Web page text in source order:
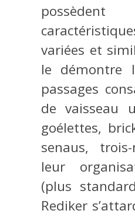
variées et
le démontre
passages
de vaisseau
goélettes,
senaus,
leur
(plus
Rediker